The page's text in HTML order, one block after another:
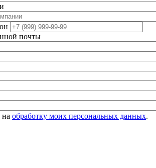
почты
на обработку моих персональных данных.